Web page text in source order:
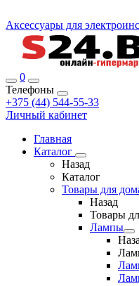
Аксессуары для
0
Телефоны
+375 (44) 544-55-33
Личный кабинет
Главная
Каталог
Назад
Каталог
Товары для
Назад
Товары
Лампы